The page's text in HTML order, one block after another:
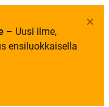
– Uusi ilme,
ensiluokkaisella
×